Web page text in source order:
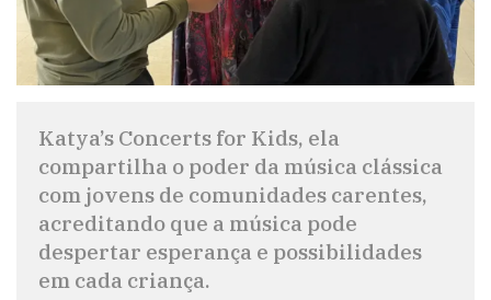
Katya’s Concerts for Kids, ela
compartilha o poder da música clássica
com jovens de comunidades carentes,
acreditando que a música pode
despertar esperança e possibilidades
em cada criança.